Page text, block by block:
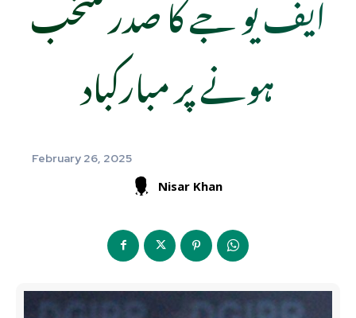
ہونے پر مبارکباد
February 26, 2025
Nisar Khan